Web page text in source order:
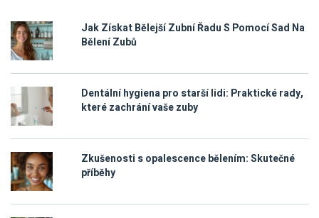
Jak Získat Bělejší Zubní Řadu S Pomocí Sad Na
Bělení Zubů
Dentální hygiena pro starší lidi: Praktické rady,
které zachrání vaše zuby
Zkušenosti s opalescence bělením: Skutečné
příběhy